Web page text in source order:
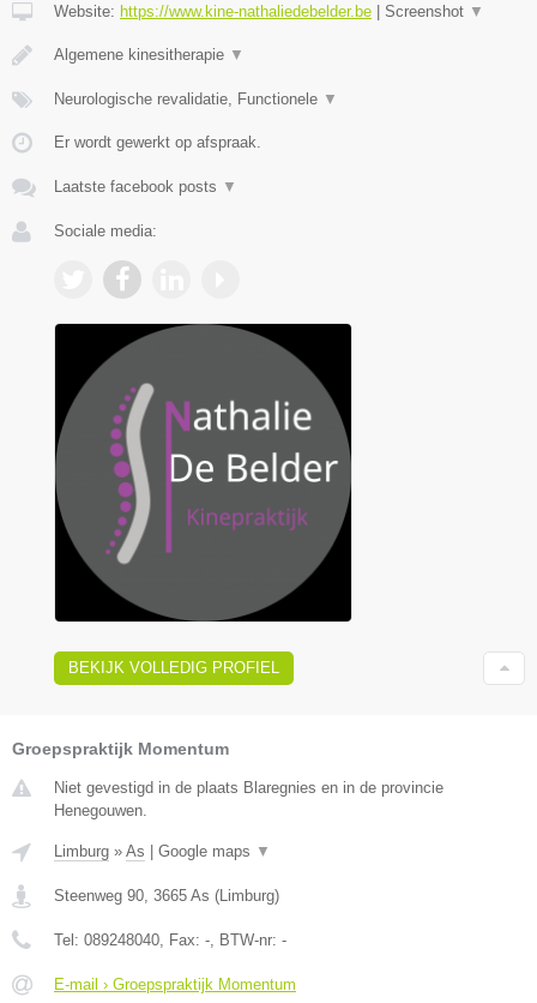
Website: https://www.kine-nathaliedebelder.be Screenshot ▼
Algemene kinesitherapie ▼
Neurologische revalidatie, Functionele ▼
Er wordt gewerkt op afspraak.
Laatste facebook posts ▼
Sociale media:
BEKIJK VOLLEDIG PROFIEL
Groepspraktijk Momentum
Niet gevestigd in de plaats Blaregnies en in de provincie
Henegouwen.
Limburg » As Google maps ▼
Steenweg 90, 3665 As (Limburg)
Tel: 089248040, Fax: -, BTW-nr: -
E-mail › Groepspraktijk Momentum